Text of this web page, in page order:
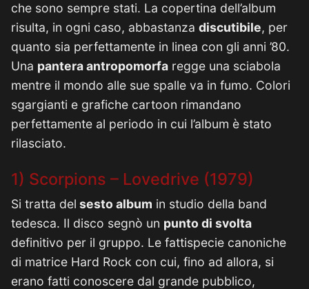
che sono sempre stati. La copertina dell’album
risulta, in ogni caso, abbastanza discutibile, per
quanto sia perfettamente in linea con gli anni ’80.
Una pantera antropomorfa regge una sciabola
mentre il mondo alle sue spalle va in fumo. Colori
sgargianti e grafiche cartoon rimandano
perfettamente al periodo in cui l’album è stato
rilasciato.
1) Scorpions – Lovedrive (1979)
Si tratta del sesto album in studio della band
tedesca. Il disco segnò un punto di svolta
definitivo per il gruppo. Le fattispecie canoniche
di matrice Hard Rock con cui, fino ad allora, si
erano fatti conoscere dal grande pubblico,